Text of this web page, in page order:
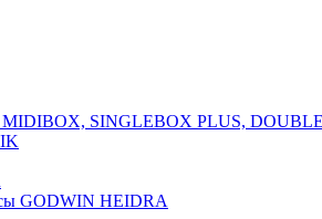
SINGLEBOX PLUS,
GODWIN HEIDRA